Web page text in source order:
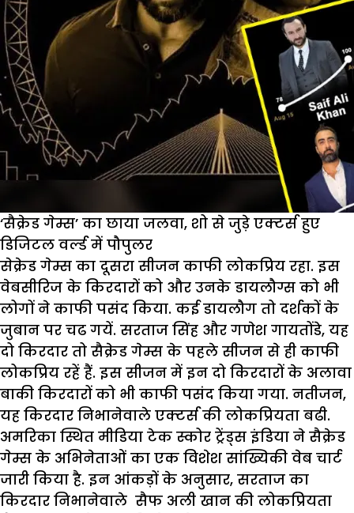
अपना
जन्मदिन
‘सैक्रेड गेम्स’ का छाया जलवा, शो से जुड़े एक्टर्स हुए
डिजिटल वर्ल्ड में पौपुलर
सेक्रेड गेम्स का दूसरा सीजन काफी लोकप्रिय रहा. इस
वेबसीरिज के किरदारों को और उनके डायलौग्स को भी
लोगों ने काफी पसंद किया. कई डायलौग तो दर्शकों के
जुबान पर चढ गयें. सरताज सिंह और गणेश गायतोंडे, यह
दो किरदार तो सैक्रेड गेम्स के पहले सीजन से ही काफी
लोकप्रिय रहें हैं. इस सीजन में इन दो किरदारों के अलावा
बाकी किरदारों को भी काफी पसंद किया गया. नतीजन,
यह किरदार निभानेवाले एक्टर्स की लोकप्रियता बढी.
अमरिका स्थित मीडिया टेक स्कोर ट्रेंड्स इंडिया ने सैक्रेड
गेम्स के अभिनेताओं का एक विशेश सांख्यिकी वेब चार्ट
जारी किया है. इन आंकड़ों के अनुसार, सरताज का
किरदार निभानेवाले सैफ अली खान की लोकप्रियता